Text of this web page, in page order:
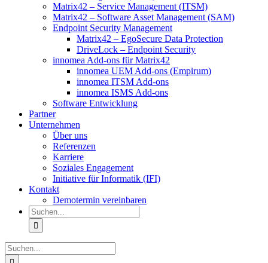
Matrix42 – Service Management (ITSM)
Matrix42 – Software Asset Management (SAM)
Endpoint Security Management
Matrix42 – EgoSecure Data Protection
DriveLock – Endpoint Security
innomea Add-ons für Matrix42
innomea UEM Add-ons (Empirum)
innomea ITSM Add-ons
innomea ISMS Add-ons
Software Entwicklung
Partner
Unternehmen
Über uns
Referenzen
Karriere
Soziales Engagement
Initiative für Informatik (IFI)
Kontakt
Demotermin vereinbaren
Suche
nach:
Suche
nach: